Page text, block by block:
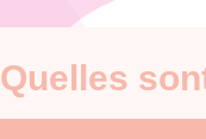
Quelles